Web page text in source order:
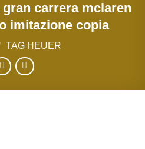
carrera mclaren
imitazione copia
TAG HEUER